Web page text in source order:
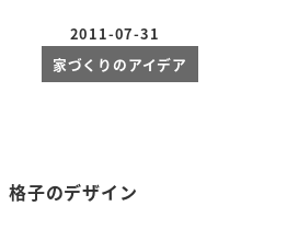
投稿日
2011-07-31
家づくりのアイデア
格子のデザイン